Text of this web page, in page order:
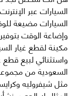
السيارات عبر
السيارات مضيعة
وإضاعة الوقت
مكينة لقطع غيار
واستثنائي لبيع قطع
السعودية من مجموعة
مثل شيفروليه